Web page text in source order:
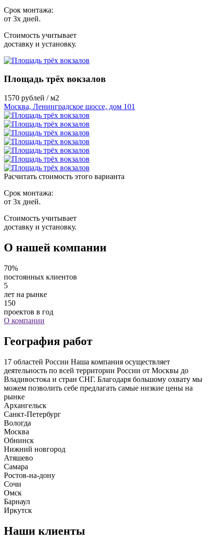
Срок монтажа:
от 3х дней.
Стоимость учитывает
доставку и установку.
Площадь трёх вокзалов
1570 рублей / м2
Москва, Ленинградское шоссе, дом 101
Расчитать стоимость этого варианта
Срок монтажа:
от 3х дней.
Стоимость учитывает
доставку и установку.
О нашей компании
70%
постоянных клиентов
5
лет на рынке
150
проектов в год
О компании
География работ
17 областей России Наша компания осуществляет
деятельность по всей территории России от Москвы до
Владивостока и стран СНГ. Благодаря большому охвату мы
можем позволить себе предлагать самые низкие цены на
рынке
Архангельск
Санкт-Петербург
Вологда
Москва
Обнинск
Нижний новгород
Атяшево
Самара
Ростов-на-дону
Сочи
Омск
Барнаул
Иркутск
Наши клиенты